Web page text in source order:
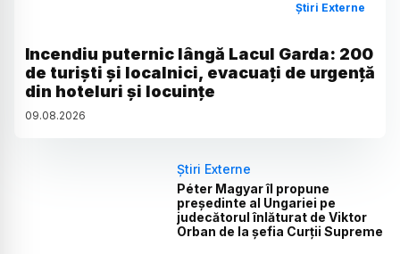
Știri Externe
Incendiu puternic lângă Lacul Garda: 200
de turiști și localnici, evacuați de urgență
din hoteluri și locuințe
09.08.2026
Știri Externe
Péter Magyar îl propune
președinte al Ungariei pe
judecătorul înlăturat de Viktor
Orban de la șefia Curții Supreme